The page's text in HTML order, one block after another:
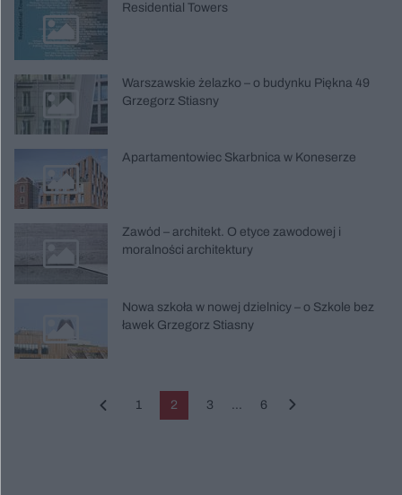
Residential Towers
Warszawskie żelazko – o budynku Piękna 49
Grzegorz Stiasny
Apartamentowiec Skarbnica w Koneserze
Zawód – architekt. O etyce zawodowej i
moralności architektury
Nowa szkoła w nowej dzielnicy – o Szkole bez
ławek Grzegorz Stiasny
1 2 3 ... 6